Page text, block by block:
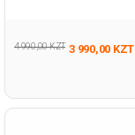
4 990,00 KZT 3 990,00 KZT